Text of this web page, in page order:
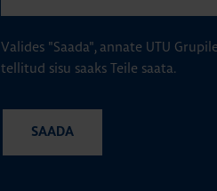
Valides "Saada", annate UTU
tellitud sisu saaks Teile saata.